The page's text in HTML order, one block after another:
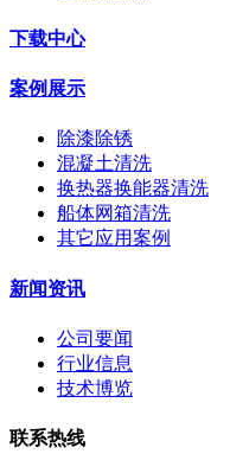
下载中心
案例展示
除漆除锈
混凝土清洗
换热器换能器清洗
船体网箱清洗
其它应用案例
新闻资讯
公司要闻
行业信息
技术博览
联系热线